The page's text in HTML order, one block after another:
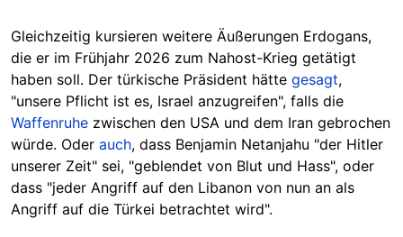
Gleichzeitig kursieren weitere Äußerungen Erdogans,
die er im Frühjahr 2026 zum Nahost-Krieg getätigt
haben soll. Der türkische Präsident hätte gesagt,
"unsere Pflicht ist es, Israel anzugreifen", falls die
Waffenruhe zwischen den USA und dem Iran gebrochen
würde. Oder auch, dass Benjamin Netanjahu "der Hitler
unserer Zeit" sei, "geblendet von Blut und Hass", oder
dass "jeder Angriff auf den Libanon von nun an als
Angriff auf die Türkei betrachtet wird".